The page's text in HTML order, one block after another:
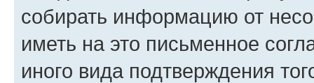
собирать информацию от
иметь на это письменное
иного вида подтверждения